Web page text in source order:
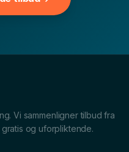
Vi sammenligner tilbud fra
og uforpliktende.